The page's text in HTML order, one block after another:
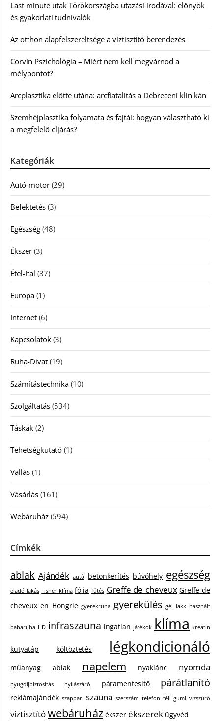
Last minute utak Törökországba utazási irodával: előnyök
és gyakorlati tudnivalók
Az otthon alapfelszereltsége a víztisztító berendezés
Corvin Pszichológia – Miért nem kell megvárnod a
mélypontot?
Arcplasztika előtte utána: arcfiatalítás a Debreceni klinikán
Szemhéjplasztika folyamata és fajtái: hogyan választható ki
a megfelelő eljárás?
Kategóriák
Autó-motor (29)
Befektetés (3)
Egészség (48)
Ékszer (3)
Étel-Ital (37)
Europa (1)
Internet (6)
Kapcsolatok (3)
Ruha-Divat (19)
Számítástechnika (10)
Szolgáltatás (534)
Táskák (2)
Tehetségkutató (1)
Vallás (1)
Vásárlás (161)
Webáruház (594)
Címkék
ablak Ajándék autó betonkerítés búvóhely egészség
eladó lakás Fisher klíma fólia fűtés Greffe de cheveux Greffe de
cheveux en Hongrie gyerekruha gyerekülés gél lakk használt
babaruha HD infraszauna ingatlan játékok klíma kreatin
kutyatáp költöztetés légkondicionáló
műanyag ablak napelem nyaklánc nyomda
nyugdíjbiztosítás nyílászáró páramentesítő párátlanító
reklámajándék szappan szauna szerszám telefon téli gumi vízszűrő
víztisztítówebáruház ékszer ékszerek ügyvéd